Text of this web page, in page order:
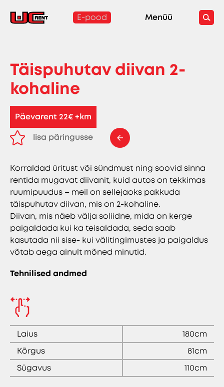
E-pood Menüü
Täispuhutav diivan 2-
kohaline
Päevarent 22€ +km
lisa päringusse
Korraldad üritust või sündmust ning soovid sinna
rentida mugavat diivanit, kuid autos on tekkimas
ruumipuudus – meil on sellejaoks pakkuda
täispuhutav diivan, mis on 2-kohaline.
Diivan, mis näeb välja soliidne, mida on kerge
paigaldada kui ka teisaldada, seda saab
kasutada nii sise- kui välitingimustes ja paigaldus
võtab aega ainult mõned minutid.
Tehnilised andmed
Laius
180cm
Kõrgus
81cm
Sügavus
110cm